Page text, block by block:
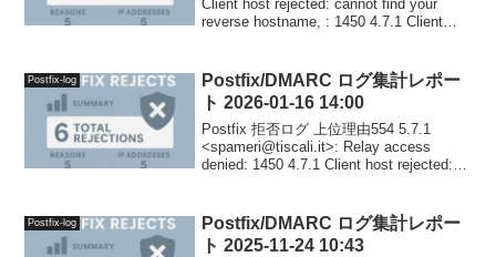
Client host rejected: cannot find your
reverse hostname, : 1450 4.7.1 Client
Postfix-log
Postfix/DMARC ログ集計レポー
ト 2026-01-16 14:00
Postfix 拒否ログ 上位理由554 5.7.1
<spameri@tiscali.it>: Relay access
denied: 1450 4.7.1 Client host rejected:
Postfix-log
Postfix/DMARC ログ集計レポー
ト 2025-11-24 10:43